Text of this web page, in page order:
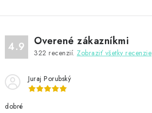
4.9 Overené zákazníkmi
322 recenzií. Zobraziť všetky recenzie
Juraj Porubský
dobré